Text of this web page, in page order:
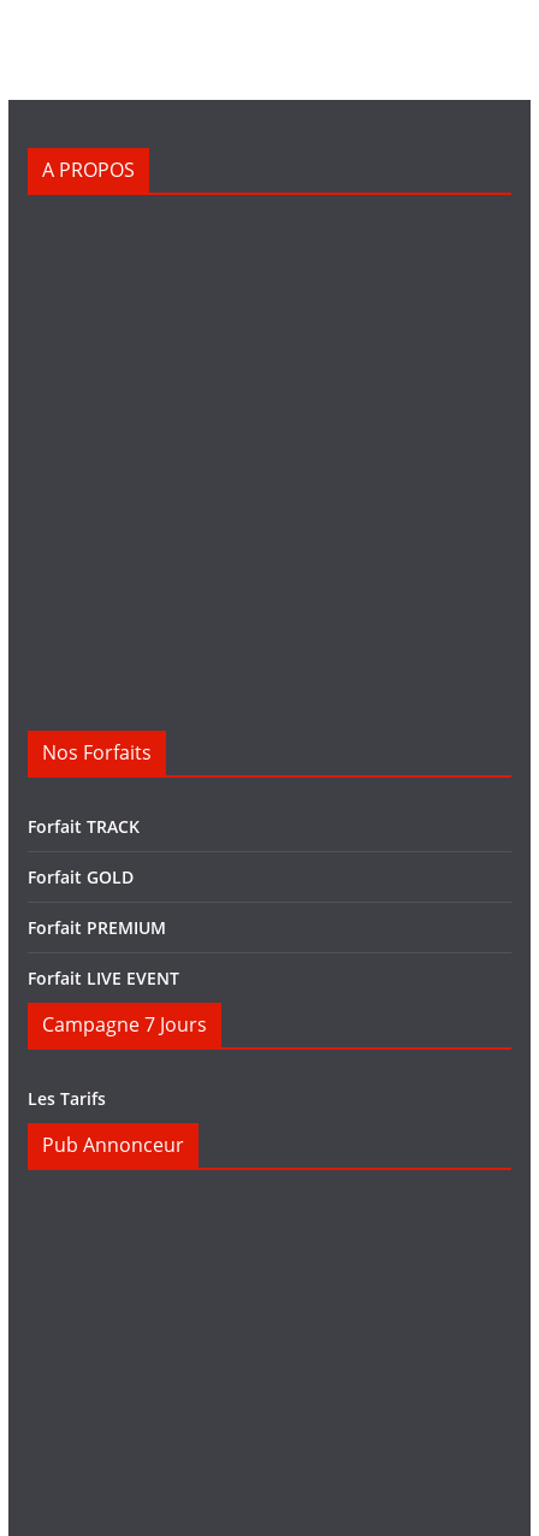
A PROPOS
Nos Forfaits
Forfait TRACK
Forfait GOLD
Forfait PREMIUM
Forfait LIVE EVENT
Campagne 7 Jours
Les Tarifs
Pub Annonceur